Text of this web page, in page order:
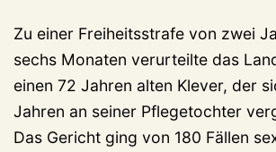
Zu einer Freiheitsstrafe von zwei
sechs Monaten verurteilte das
einen 72 Jahren alten Klever, der
Jahren an seiner Pflegetochter
Das Gericht ging von 180 Fällen